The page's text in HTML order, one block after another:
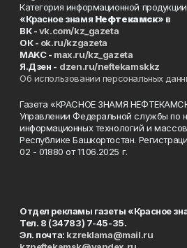
Категория информационной продукции
«Красное знамя Нефтекамск» в
ВК -vk.com/kz_gazeta
ОК - ok.ru/kzgazeta
MAKC - max.ru/kz_gazeta
Я.Дзен - dzen.ru/neftekamskkz
Об использовании персональных
Газета «КРАСНОЕ ЗНАМЯ
Управлении Федеральной службы по
информационных технологий и
Республике Башкортостан.
02 - 01880 от 11.06.2025 г.
Отдел рекламы газеты «Красное
Тел. 8 (34783) 7-45-35.
Эл. почта: kzreklama@mail.ru